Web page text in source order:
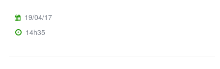
19/04/17
14h35